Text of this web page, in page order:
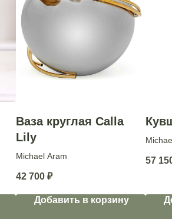
Ваза круглая Calla
Lily
Michael Aram
42 700 ₽
Добавить в корзину
57